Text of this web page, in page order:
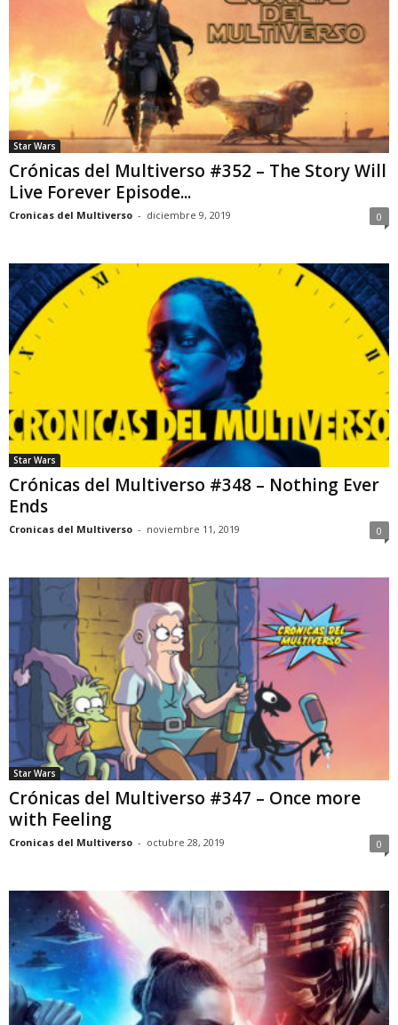
Star Wars
Crónicas del Multiverso #352 – The Story Will
Live Forever Episode...
Cronicas del Multiverso - diciembre 9, 2019 0
Star Wars
Crónicas del Multiverso #348 – Nothing Ever
Ends
Cronicas del Multiverso - noviembre 11, 2019 0
Star Wars
Crónicas del Multiverso #347 – Once more
with Feeling
Cronicas del Multiverso - octubre 28, 2019 0